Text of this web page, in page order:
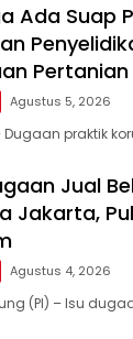
Ada Suap
Agustus 5, 2026
Dugaan praktik
Jual
Jakarta,
Agustus 4, 2026
(PI) – Isu